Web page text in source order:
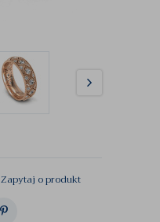
Zapytaj o produkt